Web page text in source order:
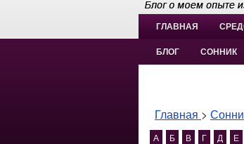
ГЛАВНАЯ
БЛОГ СОННИК
Главная >
А Б В Г Д Е